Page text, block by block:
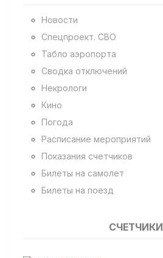
Новости
Спецпроект. СВО
Табло аэропорта
Сводка отключений
Некрологи
Кино
Погода
Расписание мероприятий
Показания счетчиков
Билеты на самолет
Билеты на поезд
СЧЕТЧИКИ